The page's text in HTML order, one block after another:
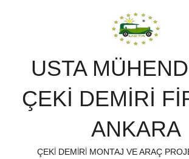
USTA
ÇEKİ DEMİRİ
ANKARA
ÇEKİ DEMİRİ MONTAJ VE ARAÇ